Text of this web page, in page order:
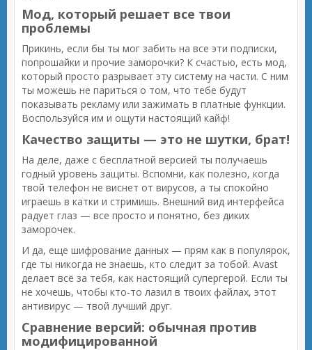
Мод, который решает все твои
проблемы
Прикинь, если бы ты мог забить на все эти подписки,
попрошайки и прочие заморочки? К счастью, есть мод,
который просто разрывает эту систему на части. С ним
ты можешь не париться о том, что тебе будут
показывать рекламу или зажимать в платные функции.
Воспользуйся им и ощути настоящий кайф!
Качество защиты — это не шутки, брат!
На деле, даже с бесплатной версией ты получаешь
годный уровень защиты. Вспомни, как полезно, когда
твой телефон не виснет от вирусов, а ты спокойно
играешь в катки и стримишь. Внешний вид интерфейса
радует глаз — все просто и понятно, без диких
заморочек.
И да, еще шифрование данных — прям как в популярок,
где ты никогда не знаешь, кто следит за тобой. Avast
делает всё за тебя, как настоящий супергерой. Если ты
не хочешь, чтобы кто-то лазил в твоих файлах, этот
антивирус — твой лучший друг.
Сравнение версий: обычная против
модифицированной